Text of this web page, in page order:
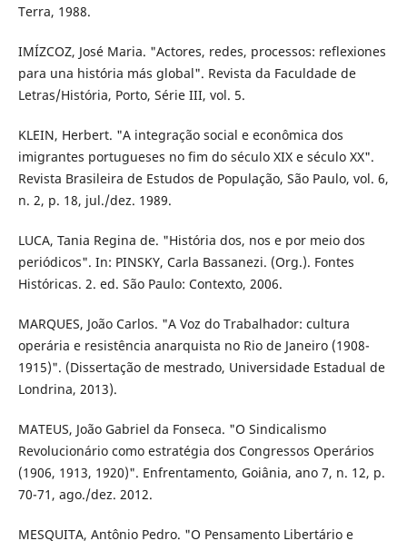
Terra, 1988.
IMÍZCOZ, José Maria. "Actores, redes, processos: reflexiones
para una história más global". Revista da Faculdade de
Letras/História, Porto, Série III, vol. 5.
KLEIN, Herbert. "A integração social e econômica dos
imigrantes portugueses no fim do século XIX e século XX".
Revista Brasileira de Estudos de População, São Paulo, vol. 6,
n. 2, p. 18, jul./dez. 1989.
LUCA, Tania Regina de. "História dos, nos e por meio dos
periódicos". In: PINSKY, Carla Bassanezi. (Org.). Fontes
Históricas. 2. ed. São Paulo: Contexto, 2006.
MARQUES, João Carlos. "A Voz do Trabalhador: cultura
operária e resistência anarquista no Rio de Janeiro (1908-
1915)". (Dissertação de mestrado, Universidade Estadual de
Londrina, 2013).
MATEUS, João Gabriel da Fonseca. "O Sindicalismo
Revolucionário como estratégia dos Congressos Operários
(1906, 1913, 1920)". Enfrentamento, Goiânia, ano 7, n. 12, p.
70-71, ago./dez. 2012.
MESQUITA, Antônio Pedro. "O Pensamento Libertário e